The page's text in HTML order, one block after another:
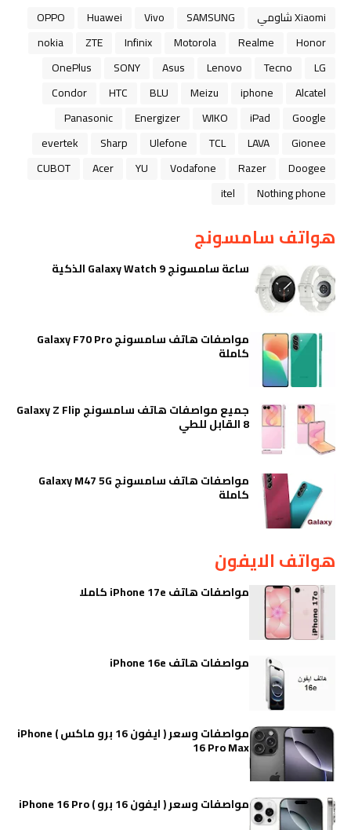
Xiaomi شاومي SAMSUNG
Vivo
Huawei
OPPO
Honor
Realme
Motorola
Infinix
ZTE
nokia
LG
Tecno
Lenovo
Asus
SONY
OnePlus
Alcatel
iphone
Meizu
BLU
HTC
Condor
Google
iPad
WIKO
Energizer
Panasonic
Gionee
LAVA
TCL
Ulefone
Sharp
evertek
Doogee
Razer
Vodafone
YU
Acer
CUBOT
Nothing phone
itel
هواتف سامسونج
ساعة سامسونج Galaxy Watch 9 الذكية
مواصفات هاتف سامسونج Galaxy F70 Pro
كاملة
جميع مواصفات هاتف سامسونج Galaxy Z Flip
8 القابل للطي
مواصفات هاتف سامسونج Galaxy M47 5G
كاملة
هواتف الايفون
مواصفات هاتف iPhone 17e كاملا
مواصفات هاتف iPhone 16e
مواصفات وسعر ( ايفون 16 برو ماكس ) iPhone
16 Pro Max
مواصفات وسعر ( ايفون 16 برو ) iPhone 16 Pro